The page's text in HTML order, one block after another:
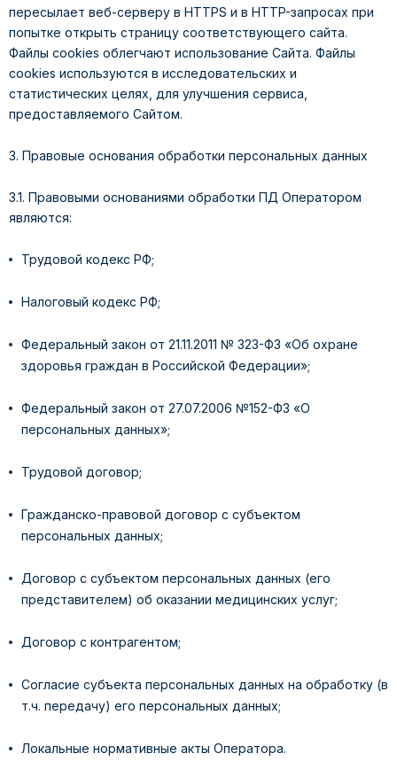
пересылает веб-серверу в HTTPS и в HTTP-запросах при
попытке открыть страницу соответствующего сайта.
Файлы cookies облегчают использование Сайта. Файлы
cookies используются в исследовательских и
статистических целях, для улучшения сервиса,
предоставляемого Сайтом.
3. Правовые основания обработки персональных данных
3.1. Правовыми основаниями обработки ПД Оператором
являются:
Трудовой кодекс РФ;
Налоговый кодекс РФ;
Федеральный закон от 21.11.2011 № 323-ФЗ «Об охране
здоровья граждан в Российской Федерации»;
Федеральный закон от 27.07.2006 №152-ФЗ «О
персональных данных»;
Трудовой договор;
Гражданско-правовой договор с субъектом
персональных данных;
Договор с субъектом персональных данных (его
представителем) об оказании медицинских услуг;
Договор с контрагентом;
Согласие субъекта персональных данных на обработку (в
т.ч. передачу) его персональных данных;
Локальные нормативные акты Оператора.